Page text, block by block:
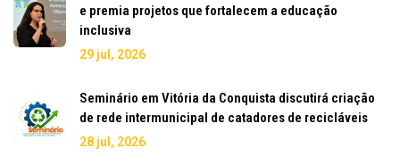
e premia projetos que fortalecem a educação
inclusiva
29 jul, 2026
Seminário em Vitória da Conquista discutirá criação
de rede intermunicipal de catadores de recicláveis
28 jul, 2026